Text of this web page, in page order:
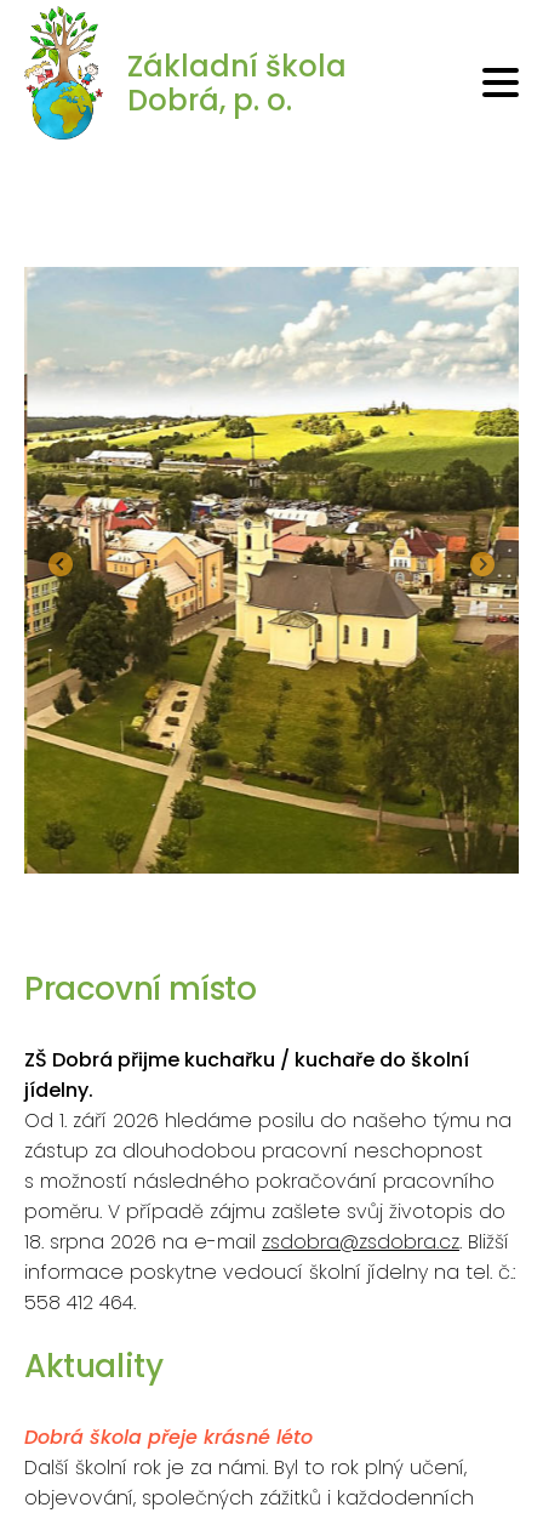
Základní škola
Dobrá, p. o.
Pracovní místo
ZŠ Dobrá přijme kuchařku / kuchaře do školní
jídelny.
Od 1. září 2026 hledáme posilu do našeho týmu na
zástup za dlouhodobou pracovní neschopnost
s možností následného pokračování pracovního
poměru. V případě zájmu zašlete svůj životopis do
18. srpna 2026 na e-mail zsdobra@zsdobra.cz. Bližší
informace poskytne vedoucí školní jídelny na tel. č.:
558 412 464.
Aktuality
Dobrá škola přeje krásné léto
Další školní rok je za námi. Byl to rok plný učení,
objevování, společných zážitků i každodenních